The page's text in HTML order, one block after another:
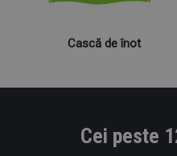
Cască de înot
Cei peste